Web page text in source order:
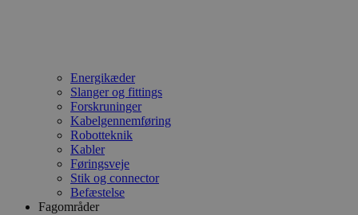
Energikæder
Slanger og fittings
Forskruninger
Kabelgennemføring
Robotteknik
Kabler
Føringsveje
Stik og connector
Befæstelse
Fagområder